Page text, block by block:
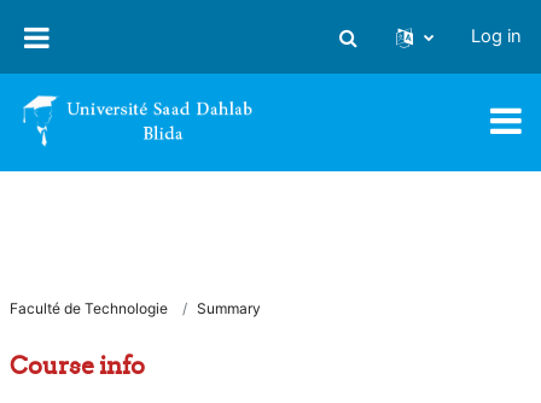
Toggle search input
Log in
Faculté de Technologie Summary
Course info